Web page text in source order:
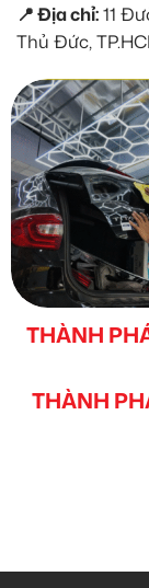
📍 Địa chỉ:11
Thủ Đức,
THÀNH
THÀNH